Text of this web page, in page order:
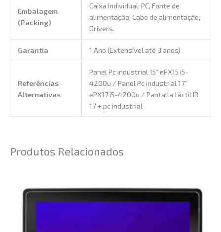
Embalagem
(Packing)
Caixa Individual; PC, Fonte de
alimentação, Cabo de alimentação,
Drivers.
Garantia 1 Ano (Extensível até 3 anos)
Referências
Alternativas
Panel Pc industrial 15” ePX15 i5-
4200u / Panel Pc industrial 17”
ePX17 i5-4200u / Pantalla táctil IR
17 + pc industrial
Produtos Relacionados